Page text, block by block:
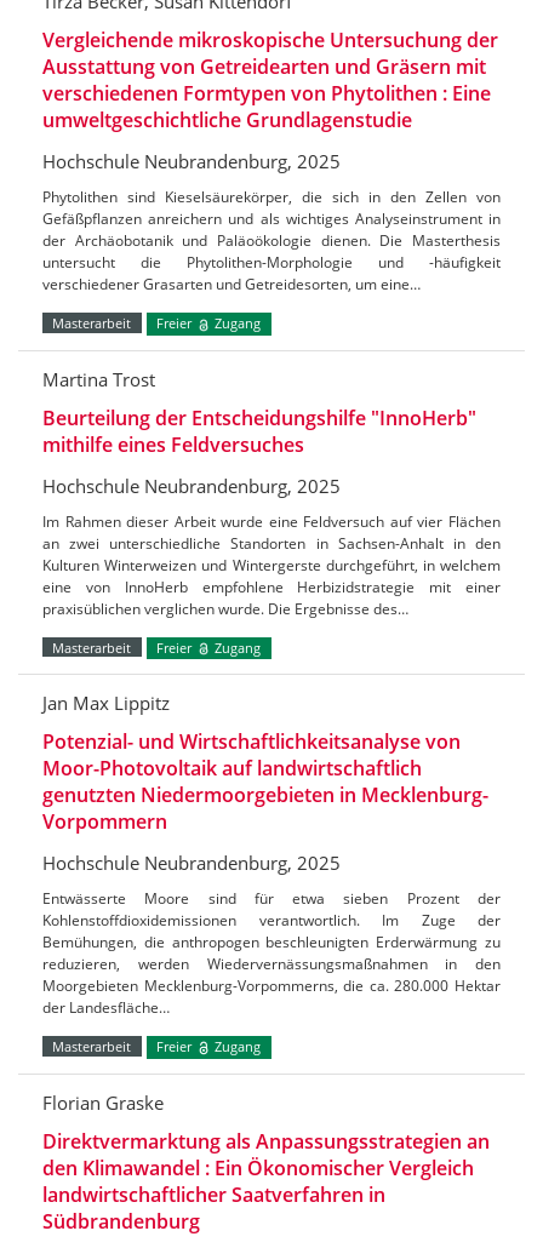
Vergleichende mikroskopische Untersuchung der
Ausstattung von Getreidearten und Gräsern mit
verschiedenen Formtypen von Phytolithen : Eine
umweltgeschichtliche Grundlagenstudie
Hochschule Neubrandenburg, 2025
Phytolithen sind Kieselsäurekörper, die sich in den Zellen von
Gefäßpflanzen anreichern und als wichtiges Analyseinstrument in
der Archäobotanik und Paläoökologie dienen. Die Masterthesis
untersucht die Phytolithen-Morphologie und -häufigkeit
verschiedener Grasarten und Getreidesorten, um eine…
Masterarbeit Freier Zugang
Martina Trost
Beurteilung der Entscheidungshilfe "InnoHerb"
mithilfe eines Feldversuches
Hochschule Neubrandenburg, 2025
Im Rahmen dieser Arbeit wurde eine Feldversuch auf vier Flächen
an zwei unterschiedliche Standorten in Sachsen-Anhalt in den
Kulturen Winterweizen und Wintergerste durchgeführt, in welchem
eine von InnoHerb empfohlene Herbizidstrategie mit einer
praxisüblichen verglichen wurde. Die Ergebnisse des…
Masterarbeit Freier Zugang
Jan Max Lippitz
Potenzial- und Wirtschaftlichkeitsanalyse von
Moor-Photovoltaik auf landwirtschaftlich
genutzten Niedermoorgebieten in Mecklenburg-
Vorpommern
Hochschule Neubrandenburg, 2025
Entwässerte Moore sind für etwa sieben Prozent der
Kohlenstoffdioxidemissionen verantwortlich. Im Zuge der
Bemühungen, die anthropogen beschleunigten Erderwärmung zu
reduzieren, werden Wiedervernässungsmaßnahmen in den
Moorgebieten Mecklenburg-Vorpommerns, die ca. 280.000 Hektar
der Landesfläche…
Masterarbeit Freier Zugang
Florian Graske
Direktvermarktung als Anpassungsstrategien an
den Klimawandel : Ein Ökonomischer Vergleich
landwirtschaftlicher Saatverfahren in
Südbrandenburg